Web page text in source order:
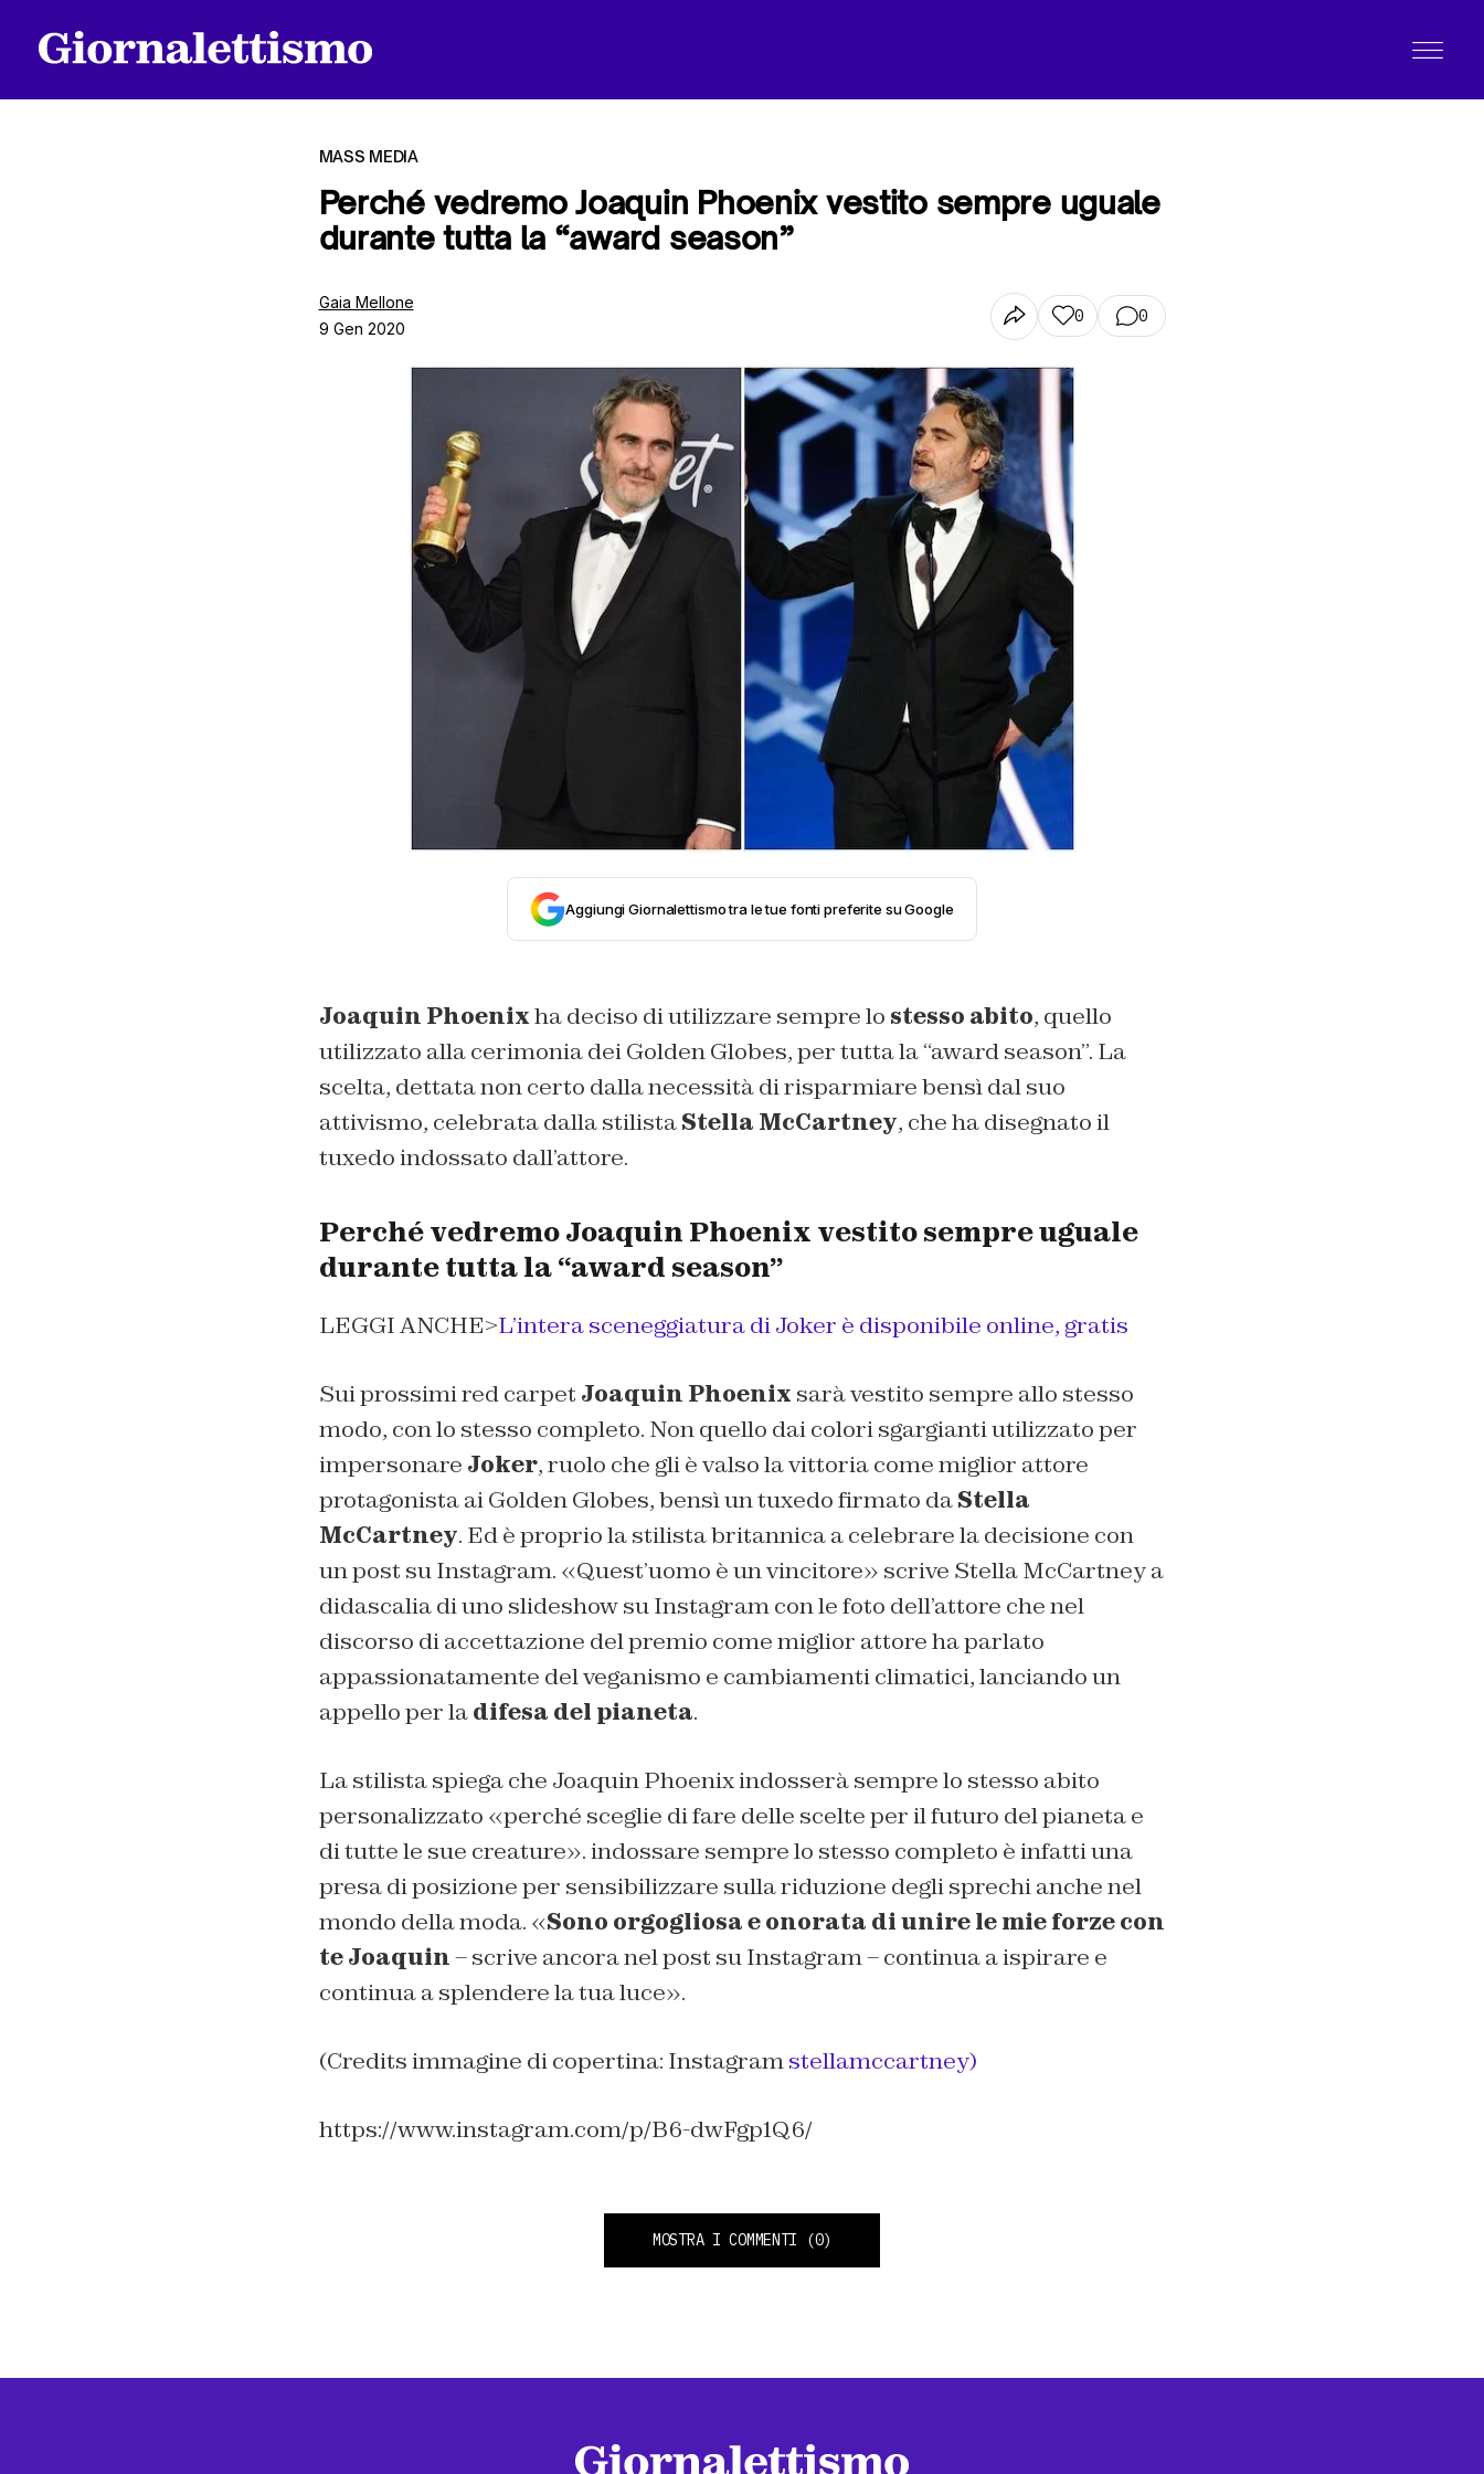
MASS MEDIA
Perché vedremo Joaquin Phoenix vestito sempre uguale
durante tutta la “award season”
Gaia Mellone
9 Gen 2020
0 0
Aggiungi Giornalettismo tra le tue fonti preferite su Google
Joaquin Phoenixha deciso di utilizzare sempre lo stesso abito, quello
utilizzato alla cerimonia dei Golden Globes, per tutta la “award season”. La
scelta, dettata non certo dalla necessità di risparmiare bensì dal suo
attivismo, celebrata dalla stilistaStella McCartney, che ha disegnato il
tuxedo indossato dall’attore.
Perché vedremo Joaquin Phoenix vestito sempre uguale
durante tutta la “award season”
LEGGI ANCHE>L’intera sceneggiatura di Joker è disponibile online, gratis
Sui prossimi red carpet Joaquin Phoenix sarà vestito sempre allo stesso
modo, con lo stesso completo. Non quello dai colori sgargianti utilizzato per
impersonare Joker, ruolo che gli è valso la vittoria come miglior attore
protagonista ai Golden Globes, bensì un tuxedo firmato daStella
McCartney. Ed è proprio la stilista britannica a celebrare la decisione con
un post su Instagram. «Quest’uomo è un vincitore» scrive Stella McCartney a
didascalia di uno slideshow su Instagram con le foto dell’attore che nel
discorso di accettazione del premio come miglior attore ha parlato
appassionatamente del veganismo e cambiamenti climatici, lanciando un
appello per ladifesa del pianeta.
La stilista spiega che Joaquin Phoenix indosserà sempre lo stesso abito
personalizzato «perché sceglie di fare delle scelte per il futuro del pianeta e
di tutte le sue creature». indossare sempre lo stesso completo è infatti una
presa di posizione per sensibilizzare sulla riduzione degli sprechi anche nel
mondo della moda. «Sono orgogliosa e onorata di unire le mie forze con
te Joaquin– scrive ancora nel post su Instagram – continua a ispirare e
continua a splendere la tua luce».
(Credits immagine di copertina: Instagramstellamccartney)
https://www.instagram.com/p/B6-dwFgp1Q6/
MOSTRA I COMMENTI (0)